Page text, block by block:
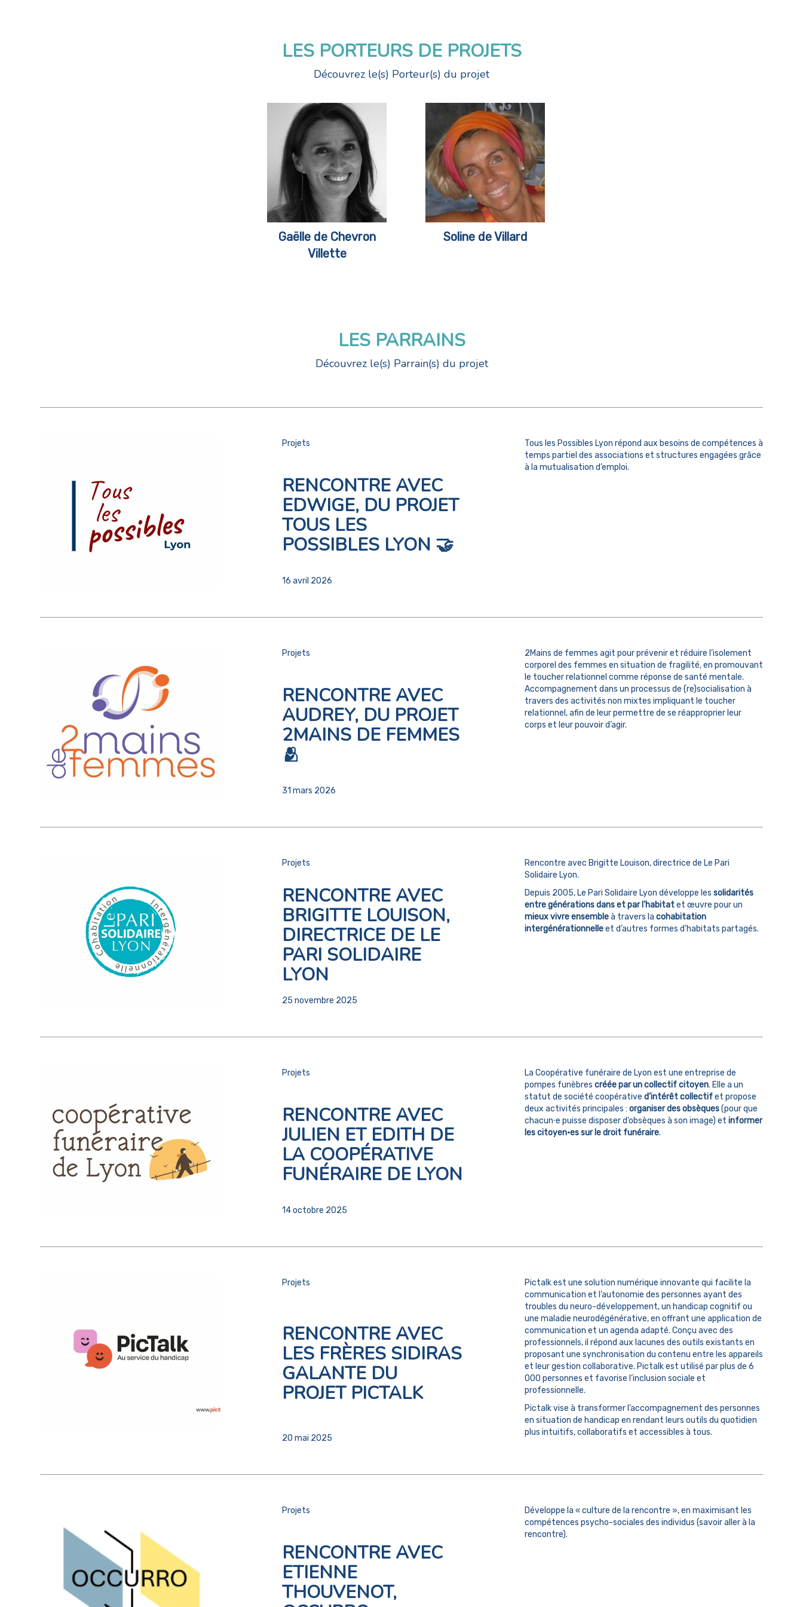
LES PORTEURS DE PROJETS
Découvrez le(s) Porteur(s) du projet
Gaëlle de Chevron
Villette
Soline de Villard
LES PARRAINS
Découvrez le(s) Parrain(s) du projet
Projets
RENCONTRE AVEC
EDWIGE, DU PROJET
TOUS LES
POSSIBLES LYON 🤝
16 avril 2026
Tous les Possibles Lyon répond aux besoins de compétences à
temps partiel des associations et structures engagées grâce
à la mutualisation d’emploi.
Projets
RENCONTRE AVEC
AUDREY, DU PROJET
2MAINS DE FEMMES
🫂
31 mars 2026
2Mains de femmes agit pour prévenir et réduire l’isolement
corporel des femmes en situation de fragilité, en promouvant
le toucher relationnel comme réponse de santé mentale.
Accompagnement dans un processus de (re)socialisation à
travers des activités non mixtes impliquant le toucher
relationnel, afin de leur permettre de se réapproprier leur
corps et leur pouvoir d’agir.
Projets
RENCONTRE AVEC
BRIGITTE LOUISON,
DIRECTRICE DE LE
PARI SOLIDAIRE
LYON
25 novembre 2025
Rencontre avec Brigitte Louison, directrice de Le Pari
Solidaire Lyon.
Depuis 2005, Le Pari Solidaire Lyon développe les solidarités
entre générationsdans et par l’habitatet œuvre pour un
mieux vivre ensembleà travers la cohabitation
intergénérationnelleet d’autres formes d’habitats partagés.
Projets
RENCONTRE AVEC
JULIEN ET EDITH DE
LA COOPÉRATIVE
FUNÉRAIRE DE LYON
14 octobre 2025
La Coopérative funéraire de Lyon est une entreprise de
pompes funèbres créée par un collectif citoyen. Elle a un
statut de société coopérative d’intérêt collectifet propose
deux activités principales : organiser des obsèques(pour que
chacun⸱e puisse disposer d’obsèques à son image) et informer
les citoyen·es sur le droit funéraire.
Projets
RENCONTRE AVEC
LES FRÈRES SIDIRAS
GALANTE DU
PROJET PICTALK
20 mai 2025
Pictalk est une solution numérique innovante qui facilite la
communication et l’autonomie des personnes ayant des
troubles du neuro-développement, un handicap cognitif ou
une maladie neurodégénérative, en offrant une application de
communication et un agenda adapté. Conçu avec des
professionnels, il répond aux lacunes des outils existants en
proposant une synchronisation du contenu entre les appareils
et leur gestion collaborative. Pictalk est utilisé par plus de 6
000 personnes et favorise l’inclusion sociale et
professionnelle.
Pictalk vise à transformer l’accompagnement des personnes
en situation de handicap en rendant leurs outils du quotidien
plus intuitifs, collaboratifs et accessibles à tous.
Projets
RENCONTRE AVEC
ETIENNE
THOUVENOT,
Développe la « culture de la rencontre », en maximisant les
compétences psycho-sociales des individus (savoir aller à la
rencontre).